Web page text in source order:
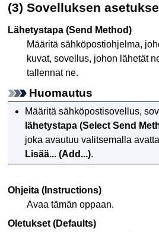
(3) Sovelluksen
Lähetystapa (Send Method)
Määritä sähköpostiohjelma,
kuvat, sovellus, johon lähetät
tallennat ne.
Huomautus
Määritä sähköpostisovellus,
lähetystapa (Select Send
joka avautuu valitsemalla
Lisää... (Add...).
Ohjeita (Instructions)
Avaa tämän oppaan.
Oletukset (Defaults)